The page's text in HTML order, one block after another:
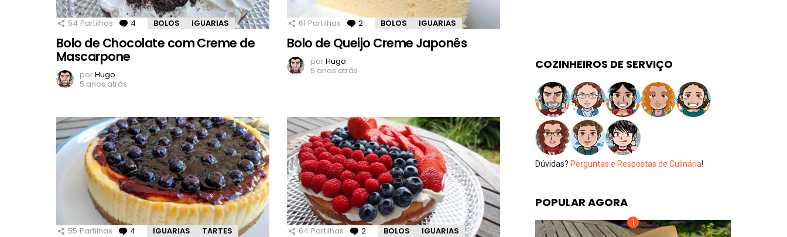
54 Partilhas 4 Comentários
BOLOS IGUARIAS
Bolo de Chocolate com Creme de
Mascarpone
porHugo
5 anos atrás
61 Partilhas 2 Comentários
BOLOS IGUARIAS
Bolo de Queijo Creme Japonês
porHugo
5 anos atrás
55 Partilhas 4 Comentários
IGUARIAS TARTES 64 Partilhas 2 Comentários
BOLOS IGUARIAS
COZINHEIROS DE SERVIÇO
Dúvidas? Perguntas e Respostas de Culinária!
POPULAR AGORA